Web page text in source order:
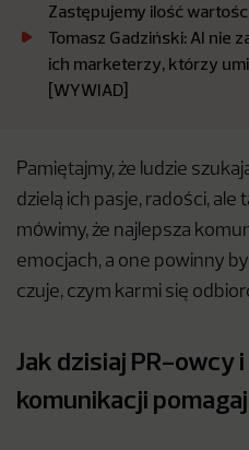
Zastępujemy ilość
Tomasz Gadziński: AI nie
ich marketerzy, którzy
[WYWIAD]
Pamiętajmy, że ludzie
dzielą ich pasje, radości,
mówimy, że najlepsza
emocjach, a one powinny
czuje, czym karmi się
Jak dzisiaj PR-owcy
komunikacji